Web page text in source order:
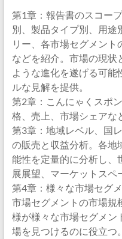
第1章：報告書のスコー
別、製品タイプ別、用途
リー、各市場セグメン
などを紹介。市場の現状
ような進化を遂げる可能
ルな見解を提供。
第2章：こんにゃくスポ
格、売上、市場シェアな
第3章：地域レベル、国
の販売と収益分析。各地
能性を定量的に分析し、
展展望、マーケットスペ
第4章：様々な市場セグ
市場セグメントの市場規
様が様々な市場セグメン
場を見つけるのに役立つ。